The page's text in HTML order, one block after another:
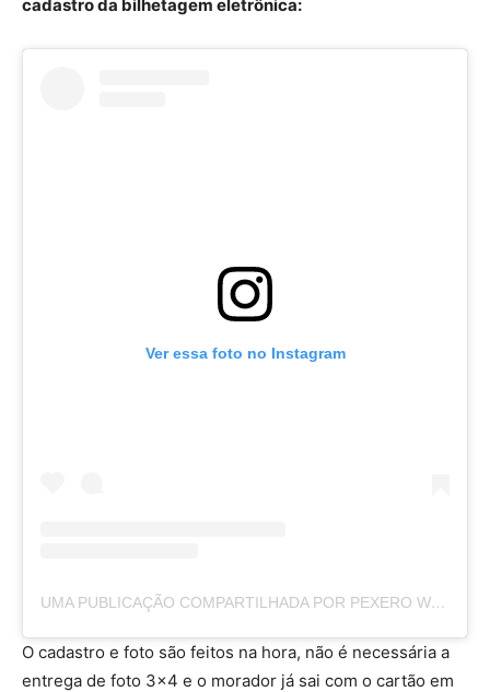
cadastro da bilhetagem eletrônica:
Ver essa foto no Instagram
UMA PUBLICAÇÃO COMPARTILHADA POR PEXERO WEB (@PEXEROWEB)
O cadastro e foto são feitos na hora, não é necessária a
entrega de foto 3×4 e o morador já sai com o cartão em